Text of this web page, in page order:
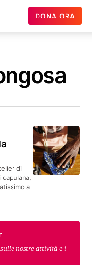
DONA ORA
di
capulana,
a
nostre attività e i